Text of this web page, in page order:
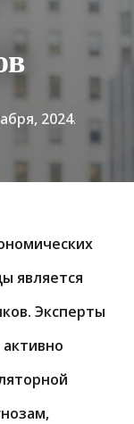
2024.
является
Эксперты